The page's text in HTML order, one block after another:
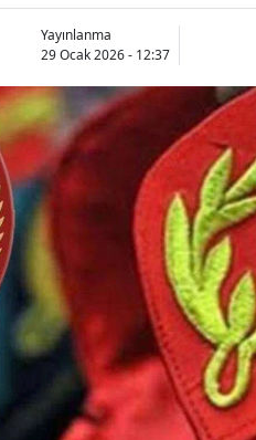
Yayınlanma
29 Ocak 2026 - 12:37